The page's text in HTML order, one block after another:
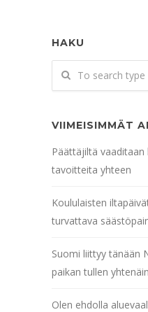
HAKU
VIIMEISIMMÄT
Päättäjiltä vaaditaan
tavoitteita yhteen
Koululaisten
turvattava
Suomi liittyy tänään
paikan tullen
Olen ehdolla